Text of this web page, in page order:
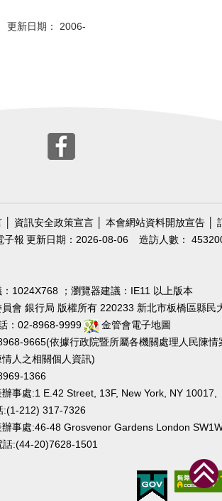
新日期： 2006-
資訊安全政策宣言 本會網站資料開放宣告
子報 造訪人數：
更新日期：2026-08-06
1024X768 ；瀏覽器建議：IE11 以上版本
會 銀行局 版權所有 220233 新北市板橋區縣民
：02-8968-9999
金管會電子地圖
9665(依據行政院暨所屬各機關處理人民陳情
人之相關個人資訊)
1366
事處:1 E.42 Street, 13F, New York, NY 10017,
:(1-212) 317-7326
事處:46-48 Grosvenor Gardens London
話:(44-20)7628-1501